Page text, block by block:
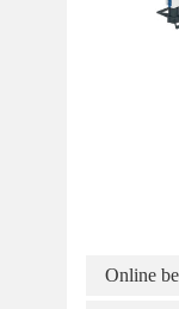
Online